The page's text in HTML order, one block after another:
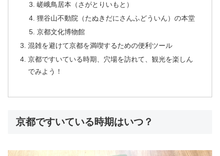
嵯峨鳥居本（さがとりいもと）
狸谷山不動院（たぬきだにさんふどういん）の本堂
京都文化博物館
混雑を避けて京都を満喫するための便利ツール
京都ですいている時期、穴場を訪れて、観光を楽しん
でみよう！
京都ですいている時期はいつ？